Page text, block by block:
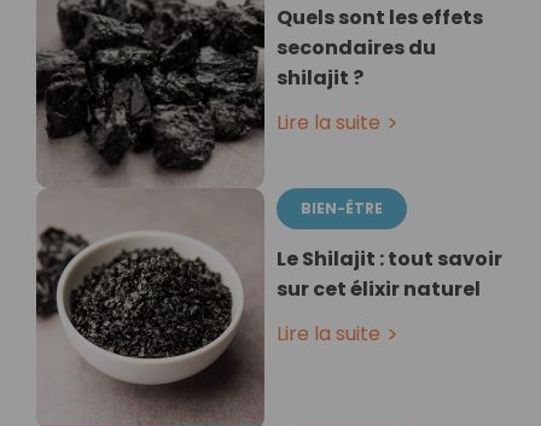
Quels sont les effets
secondaires du
shilajit ?
Lire la suite
BIEN-ÊTRE
Le Shilajit : tout savoir
sur cet élixir naturel
Lire la suite